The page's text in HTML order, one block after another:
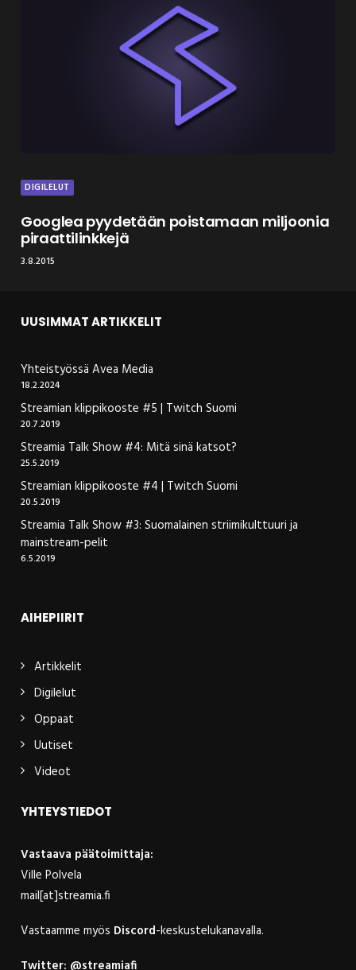
DIGILELUT
Googlea pyydetään poistamaan miljoonia
piraattilinkkejä
3.8.2015
UUSIMMAT ARTIKKELIT
Yhteistyössä Avea Media
18.2.2024
Streamian klippikooste #5 | Twitch Suomi
20.7.2019
Streamia Talk Show #4: Mitä sinä katsot?
25.5.2019
Streamian klippikooste #4 | Twitch Suomi
20.5.2019
Streamia Talk Show #3: Suomalainen striimikulttuuri ja
mainstream-pelit
6.5.2019
AIHEPIIRIT
Artikkelit
Digilelut
Oppaat
Uutiset
Videot
YHTEYSTIEDOT
Vastaava päätoimittaja:
Ville Polvela
mail[at]streamia.fi
Vastaamme myös Discord-keskustelukanavalla.
Twitter: @streamiafi